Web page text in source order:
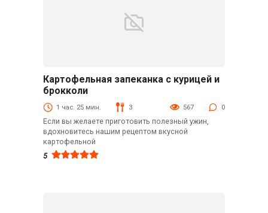
Блюда из мяса птицы
Картофельная запеканка с курицей и
брокколи
1 час. 25 мин. 3 567 0
Если вы желаете приготовить полезный ужин,
вдохновитесь нашим рецептом вкусной
картофельной
5